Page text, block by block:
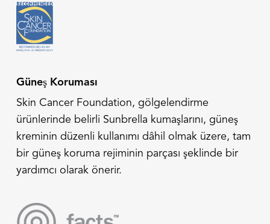
Güneş Koruması
Skin Cancer Foundation, gölgelendirme
ürünlerinde belirli Sunbrella kumaşlarını, güneş
kreminin düzenli kullanımı dâhil olmak üzere, tam
bir güneş koruma rejiminin parçası şeklinde bir
yardımcı olarak önerir.